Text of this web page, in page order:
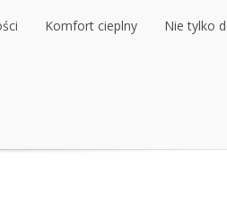
Komfort cieplny Nie tylko